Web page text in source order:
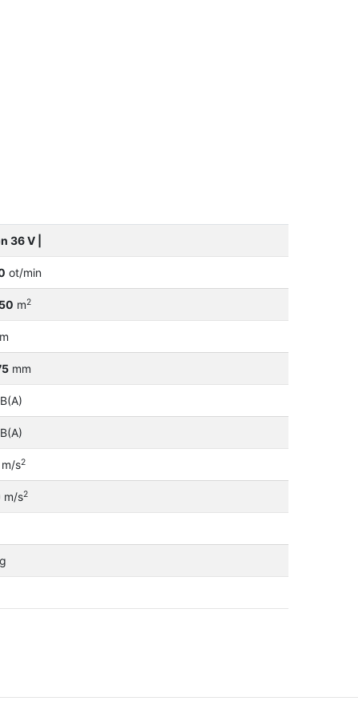
36 V |
ot/min
m2
mm
m/s2
m/s2